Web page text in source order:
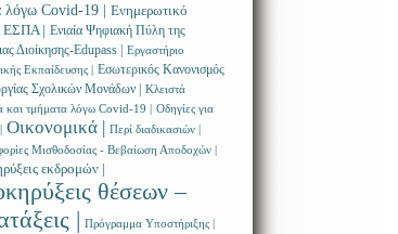
λόγω Covid-19 | Ενημερωτικό
ΕΣΠΑ | Ενιαία Ψηφιακή Πύλη της
Διοίκησης-Edupass |
Εργαστήριο
Εκπαίδευσης |
Εσωτερικός Κανονισμός
Σχολικών Μονάδων |
Κλειστά
και τμήματα λόγω Covid-19 |
Οδηγίες για
Οικονομικά | Περί διαδικασιών |
Μισθοδοσίας - Βεβαίωση Αποδοχών |
εκδρομών |
θέσεων –
| Πρόγραμμα Υποστήριξης |